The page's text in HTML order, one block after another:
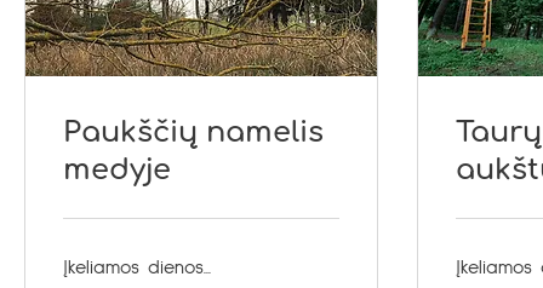
Paukščių namelis
medyje
Įkeliamos dienos... Įkeliamos